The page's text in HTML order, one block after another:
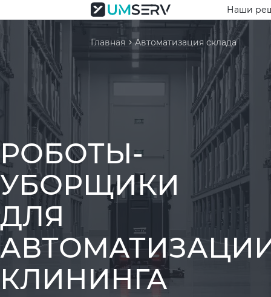
Наши
Главная Автоматизация склада
РОБОТЫ-
УБОРЩИКИ
ДЛЯ
КЛИНИНГА